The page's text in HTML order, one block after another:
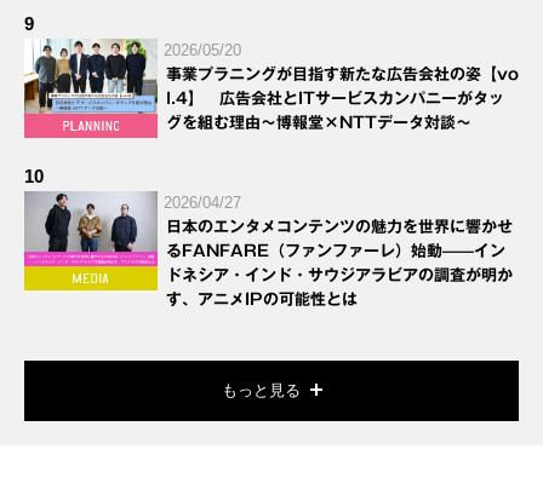
9
2026/05/20
事業プラニングが目指す新たな広告会社の姿【vo
l.4】 広告会社とITサービスカンパニーがタッ
グを組む理由～博報堂×NTTデータ対談～
10
2026/04/27
日本のエンタメコンテンツの魅力を世界に響かせ
るFANFARE（ファンファーレ）始動——イン
ドネシア・インド・サウジアラビアの調査が明か
す、アニメIPの可能性とは
もっと見る